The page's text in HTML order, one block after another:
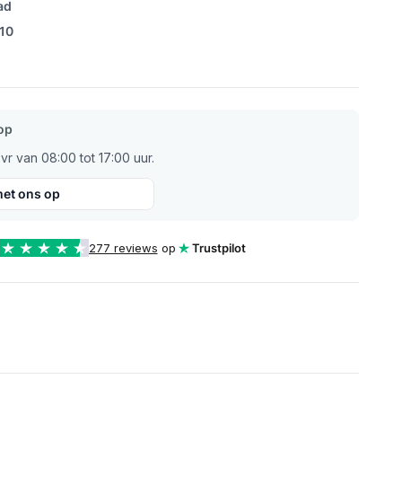
van 08:00 tot 17:00 uur.
ons op
277 reviews op Trustpilot